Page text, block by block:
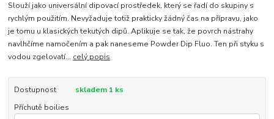
Slouží jako universální dipovací prostředek, který se řadí do skupiny s
rychlým použitím. Nevyžaduje totiž prakticky žádný čas na přípravu, jako
je tomu u klasických tekutých dipů. Aplikuje se tak, že povrch nástrahy
navlhčíme namočením a pak naneseme Powder Dip Fluo. Ten při styku s
vodou zgelovatí... celý popis
Dostupnost
skladem 1 ks
Příchutě boilies